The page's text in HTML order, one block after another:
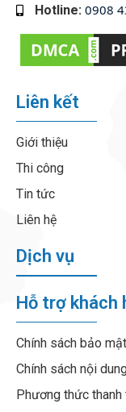
Hotline: 0908
Liên kết
Giới thiệu
Thi công
Tin tức
Liên hệ
Dịch vụ
Hỗ trợ khách
Chính sách bảo mật
Chính sách nội
Phương thức thanh